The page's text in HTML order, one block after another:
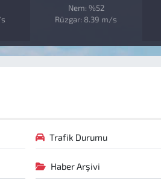
Nem: %52
Rüzgar: 8.39 m/s
Trafik Durumu
Haber Arşivi